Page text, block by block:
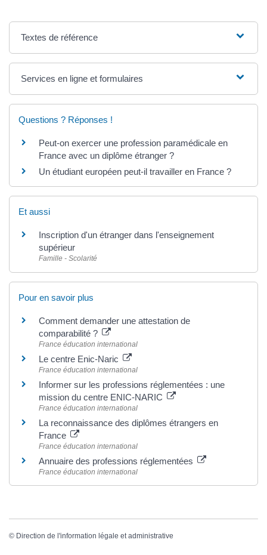
Textes de référence
Services en ligne et formulaires
Questions ? Réponses !
Peut-on exercer une profession paramédicale en
France avec un diplôme étranger ?
Un étudiant européen peut-il travailler en France ?
Et aussi
Inscription d'un étranger dans l'enseignement
supérieur
Famille - Scolarité
Pour en savoir plus
Comment demander une attestation de
comparabilité ?
France éducation international
Le centre Enic-Naric
France éducation international
Informer sur les professions réglementées : une
mission du centre ENIC-NARIC
France éducation international
La reconnaissance des diplômes étrangers en
France
France éducation international
Annuaire des professions réglementées
France éducation international
© Direction de l'information légale et administrative